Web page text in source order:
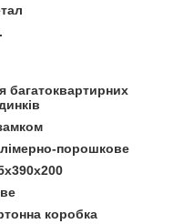
багатоквартирних
порошкове
коробка